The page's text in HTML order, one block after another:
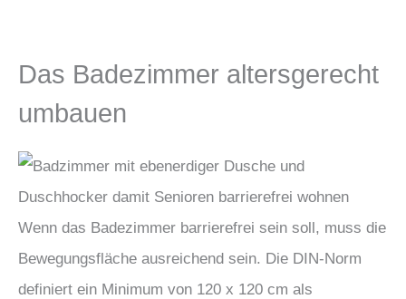
Das Badezimmer altersgerecht
umbauen
Wenn das Badezimmer barrierefrei sein soll, muss die
Bewegungsfläche ausreichend sein. Die DIN-Norm
definiert ein Minimum von 120 x 120 cm als